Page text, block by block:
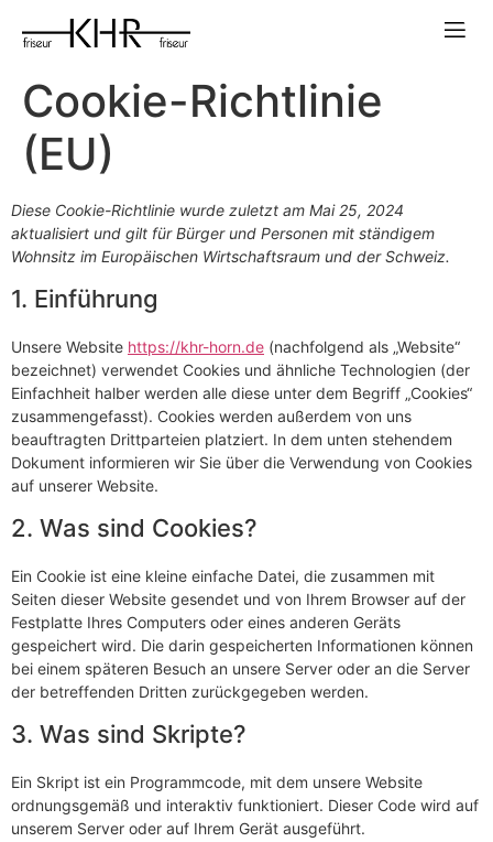
Cookie-Richtlinie
(EU)
Diese Cookie-Richtlinie wurde zuletzt am Mai 25, 2024
aktualisiert und gilt für Bürger und Personen mit ständigem
Wohnsitz im Europäischen Wirtschaftsraum und der Schweiz.
1. Einführung
Unsere Website https://khr-horn.de (nachfolgend als „Website“
bezeichnet) verwendet Cookies und ähnliche Technologien (der
Einfachheit halber werden alle diese unter dem Begriff „Cookies“
zusammengefasst). Cookies werden außerdem von uns
beauftragten Drittparteien platziert. In dem unten stehendem
Dokument informieren wir Sie über die Verwendung von Cookies
auf unserer Website.
2. Was sind Cookies?
Ein Cookie ist eine kleine einfache Datei, die zusammen mit
Seiten dieser Website gesendet und von Ihrem Browser auf der
Festplatte Ihres Computers oder eines anderen Geräts
gespeichert wird. Die darin gespeicherten Informationen können
bei einem späteren Besuch an unsere Server oder an die Server
der betreffenden Dritten zurückgegeben werden.
3. Was sind Skripte?
Ein Skript ist ein Programmcode, mit dem unsere Website
ordnungsgemäß und interaktiv funktioniert. Dieser Code wird auf
unserem Server oder auf Ihrem Gerät ausgeführt.